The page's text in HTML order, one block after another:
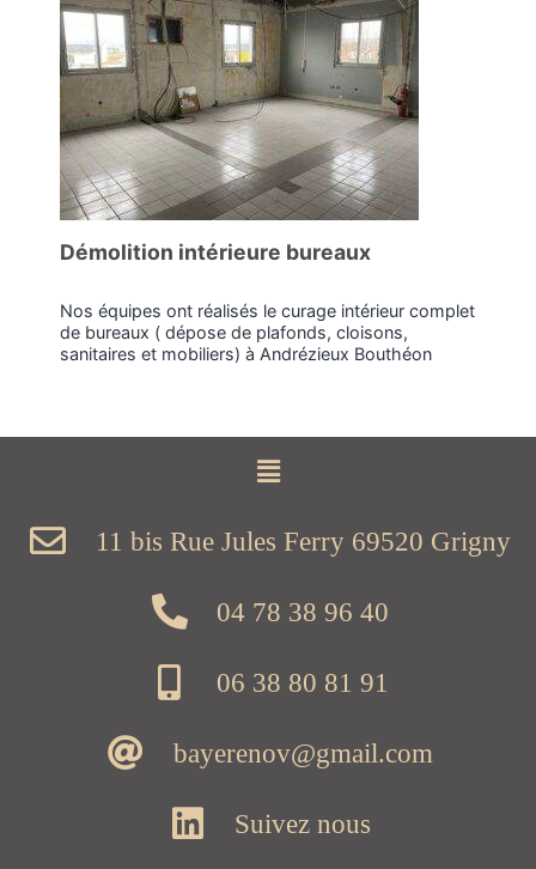
Démolition intérieure bureaux
Nos équipes ont réalisés le curage intérieur complet
de bureaux ( dépose de plafonds, cloisons,
sanitaires et mobiliers) à Andrézieux Bouthéon
11 bis Rue Jules Ferry 69520 Grigny
04 78 38 96 40
06 38 80 81 91
bayerenov@gmail.com
Suivez nous